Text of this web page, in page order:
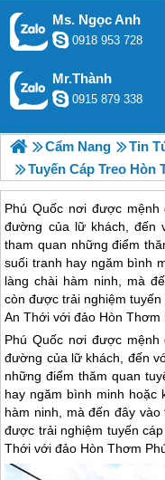
Ms. Ngọc Anh
0918 953 728
Mr.Thành
0915 879 338
Cẩm Nang
Tin
Tuyến Cáp Treo Hòn
Phú Quốc nơi được
đường của lữ khách, đến
tham quan những điểm
suối tranh hay ngăm bình
làng chài hàm ninh, mà
còn được trải nghiệm
An Thới với đảo Hòn Thơm
Phú Quốc nơi được mệnh
đường của lữ khách, đến
những điểm thăm quan
hay ngăm bình minh hoặc
hàm ninh, mà đến đây
được trải nghiệm tuyến
Thới với đảo Hòn Thơm